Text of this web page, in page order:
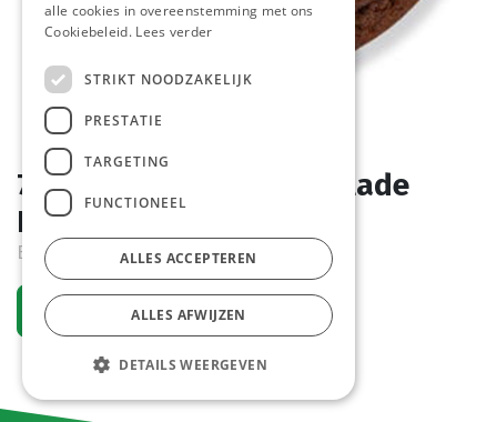
7126 Cookie Duo Chocolade
Pastridor 60 x 50 gr
Bestelartikel
Vraag een account aan
alle cookies in overeenstemming met ons
Cookiebeleid. Lees verder
STRIKT NOODZAKELIJK
PRESTATIE
TARGETING
FUNCTIONEEL
ALLES ACCEPTEREN
ALLES AFWIJZEN
DETAILS WEERGEVEN